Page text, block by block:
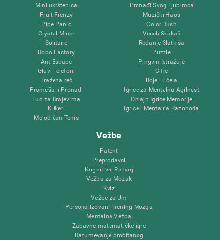
Mini ukrštenica
Fruit Frenzy
Pipe Panic
Crystal Miner
Solitaire
Robo Factory
Ant Escape
Gluvi Telefoni
Tražena reč
Promešaj i Pronađi
Lud za Brojevima
Klikeri
Melodičan Tenis
Pronađi Svog Ljubimca
Muzički Haos
Color Rush
Veseli Skakač
Ređanje Slatkiša
Puzzle
Pingvin Istražuje
Cifre
Boje i Pčela
Igrice za Mentalnu Agilnost
Onlajn Igrice Memorije
Igrice i Mentalna Razonoda
Vežbe
Patent
Preprodavci
Kognitivni Razvoj
Vežba za Mozak
Kviz
Vežbe za Um
Personalizovani Trening Mozga
Mentalna Vežba
Zabavne matematičke igre
Razumevanje pročitanog